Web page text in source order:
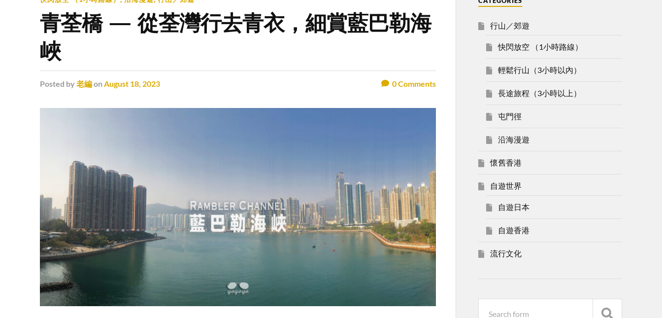
青荃橋 — 從荃灣行去青衣，細賞藍巴勒海
峽
Posted by 老編on August 18, 2023 0Comments
行山／郊遊
快閃放空 （1小時路線）
輕鬆行山（3小時以內）
長途旅程（3小時以上）
屯門徑
沿海漫遊
懷舊香港
自遊世界
自遊日本
自遊香港
流行文化